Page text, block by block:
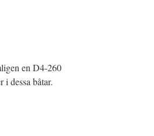
en D4-260
dessa båtar.